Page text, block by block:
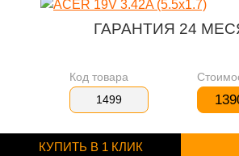
ГАРАНТИЯ 24
Код товара
1499
КУПИТЬ В 1 КЛИК